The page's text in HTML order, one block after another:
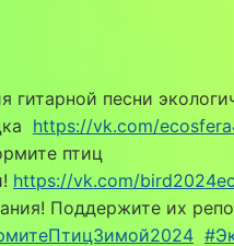
гитарной песни
https://vk.com/
птиц
https://vk.com/
Поддержите их